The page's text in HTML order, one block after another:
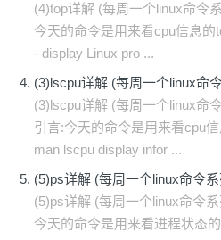
(4)top详解 (每周一个linux命令
今天的命令是用来看cpu信息的
- display Linux pro ...
(3)lscpu详解 (每周一个linux命
(3)lscpu详解 (每周一个linux命
引言:今天的命令是用来看cpu
man lscpu display infor ...
(5)ps详解 (每周一个linux命令
(5)ps详解 (每周一个linux命令
今天的命令是用来看进程状态